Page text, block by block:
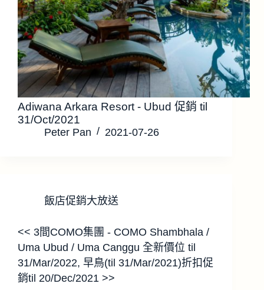
Adiwana Arkara Resort - Ubud 促銷 til
31/Oct/2021
Peter Pan 2021-07-26
飯店促銷大放送
<< 3間COMO集團 - COMO Shambhala /
Uma Ubud / Uma Canggu 全新價位 til
31/Mar/2022, 早鳥(til 31/Mar/2021)折扣促
銷til 20/Dec/2021 >>